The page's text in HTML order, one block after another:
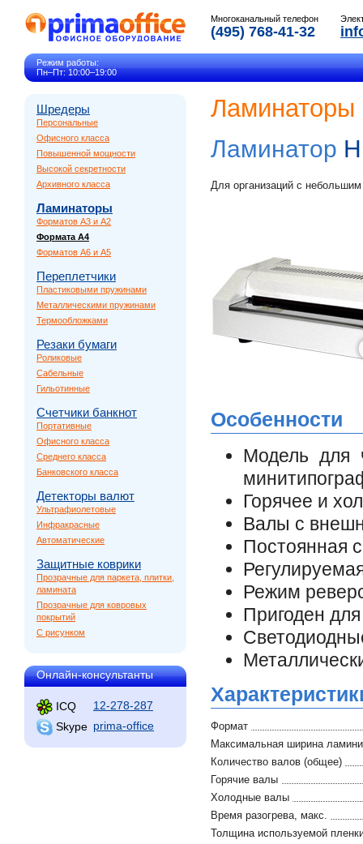
Многоканальный телефон
(495) 768-41-32
Режим работы:
Пн–Пт: 10:00–19:00
Шредеры
Персональные
Офисного класса
Повышенной мощности
Высокой секретности
Архивного класса
Ламинаторы
Форматов A3 и A2
Формата A4
Форматов A6 и A5
Переплетчики
Пластиковыми пружинами
Металлическими пружинами
Термообложками
Резаки бумаги
Роликовые
Сабельные
Гильотинные
Счетчики банкнот
Портативные
Офисного класса
Среднего класса
Банковского класса
Детекторы валют
Ультрафиолетовые
Инфракрасные
Автоматические
Защитные коврики
Прозрачные для паркета, плитки,
ламината
Прозрачные для ковровых
покрытий
С рисунком
Онлайн-консультанты
ICQ
12-278-287
Skype prima-office
Ламинатор
Для организаций с
Особенности
Модель для
Горячее и
Валы с
Постоянная
Режим
Пригоден
Формат
Максимальная ширина
Количество валов (общее)
Горячие валы
Холодные валы
Время разогрева, макс.
Толщина используемой